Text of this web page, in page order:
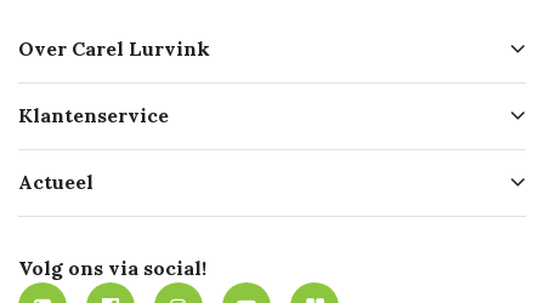
Over Carel Lurvink
Geschiedenis
Missie
Werken bij Carel Lurvink
MVO
Klantenservice
Bezorgen
Mijn Carel Lurvink
Mijn Carel Lurvink instructievideo's
Actueel
Innovation LAB
Tevreden klanten
Volg ons via social!